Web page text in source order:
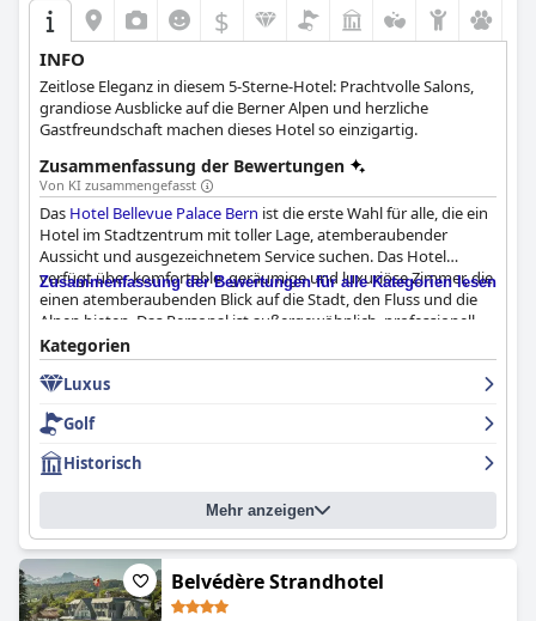
$
INFO
Zeitlose Eleganz in diesem 5-Sterne-Hotel: Prachtvolle Salons,
grandiose Ausblicke auf die Berner Alpen und herzliche
Gastfreundschaft machen dieses Hotel so einzigartig.
Zusammenfassung der Bewertungen
Von KI zusammengefasst
Das Hotel Bellevue Palace Bern ist die erste Wahl für alle, die ein
Hotel im Stadtzentrum mit toller Lage, atemberaubender
Aussicht und ausgezeichnetem Service suchen. Das Hotel
verfügt über komfortable, geräumige und luxuriöse Zimmer, die
einen atemberaubenden Blick auf die Stadt, den Fluss und die
Alpen bieten. Das Personal ist außergewöhnlich, professionell
und hilfsbereit und behandelt die Gäste wie VIPs. Die Sauberkeit
und die gut gepflegten Einrichtungen des Hotels haben die
Gäste beeindruckt, und viele beschreiben ihre Suite oder ihr
Zimmer als makellos. Das historische Hotel hat berühmte Gäste
empfangen und trägt die Autogramme dieser und anderer
berühmter Persönlichkeiten an seinen Wänden. Das Hotel ist
wirklich ein Grand Hotel mit elegantem Dekor und einer
wunderbaren Atmosphäre. Während einige Gäste meinen, dass
die Zimmer eine Auffrischung vertragen könnten, sind die
meisten der Meinung, dass das Hotel seine 5-Sterne-Bewertung
verdient hat. Das Essen ist köstlich und das Abendessen im
Hotel ist eine sichere Bank für eine köstliche Mahlzeit. Der
einzige Nachteil könnte sein, dass das Frühstücksangebot
Zusammenfassung der Bewertungen für alle Kategorien lesen
Kategorien
Luxus
Golf
Historisch
Mehr anzeigen
Belvédère Strandhotel